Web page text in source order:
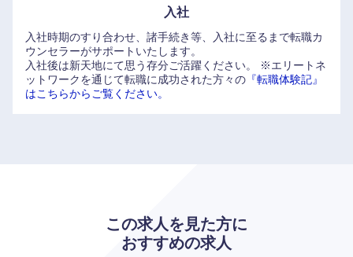
入社
入社時期のすり合わせ、諸手続き等、入社に至るまで転職カ
ウンセラーがサポートいたします。
入社後は新天地にて思う存分ご活躍ください。
※エリートネ
ットワークを通じて転職に成功された方々の 『転職体験記』
はこちらからご覧ください。
この求人を見た方に
おすすめの求人